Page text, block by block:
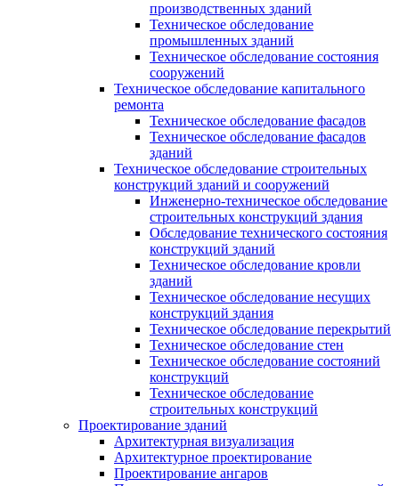
производственных зданий
Техническое обследование
промышленных зданий
Техническое обследование состояния
сооружений
Техническое обследование капитального
ремонта
Техническое обследование фасадов
Техническое обследование фасадов
зданий
Техническое обследование строительных
конструкций зданий и сооружений
Инженерно-техническое обследование
строительных конструкций здания
Обследование технического состояния
конструкций зданий
Техническое обследование кровли
зданий
Техническое обследование несущих
конструкций здания
Техническое обследование перекрытий
Техническое обследование стен
Техническое обследование состояний
конструкций
Техническое обследование
строительных конструкций
Проектирование зданий
Архитектурная визуализация
Архитектурное проектирование
Проектирование ангаров